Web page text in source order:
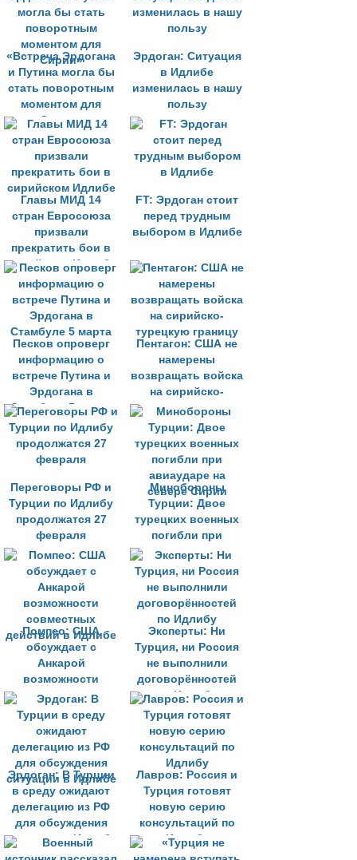
пространства в
Идлибе
«Встреча Эрдогана
и Путина могла бы
стать поворотным
моментом для
Сирии»
Эрдоган: Ситуация
в Идлибе
изменилась в нашу
пользу
Главы МИД 14
стран Евросоюза
призвали
прекратить бои в
сирийском Идлибе
FT: Эрдоган стоит
перед трудным
выбором в Идлибе
Песков опроверг
информацию о
встрече Путина и
Эрдогана в
Стамбуле 5 марта
Пентагон: США не
намерены
возвращать войска
на сирийско-
турецкую границу
Переговоры РФ и
Турции по Идлибу
продолжатся 27
февраля
Минобороны
Турции: Двое
турецких военных
погибли при
авиаударе на
севере Сирии
Помпео: США
обсуждает с
Анкарой
возможности
совместных
действий в Идлибе
Эксперты: Ни
Турция, ни Россия
не выполнили
договорённостей
по Идлибу
Эрдоган: В Турции
в среду ожидают
делегацию из РФ
для обсуждения
ситуации в Идлибе
Лавров: Россия и
Турция готовят
новую серию
консультаций по
Идлибу